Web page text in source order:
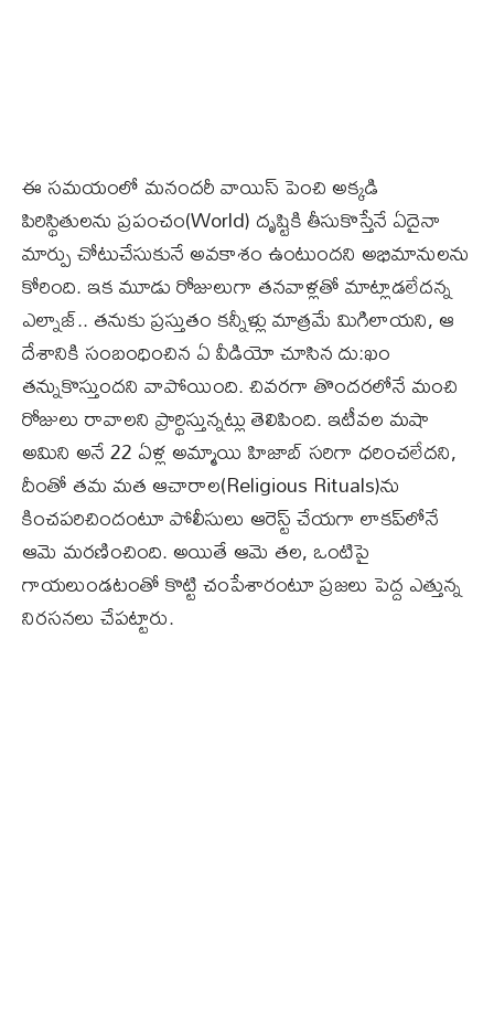
ఈ సమయంలో మనందరీ వాయిస్ పెంచి అక్కడి
పిరిస్థితులను ప్రపంచం(World) దృష్టికి తీసుకొస్తేనే ఏదైనా
మార్పు చోటుచేసుకునే అవకాశం ఉంటుందని అభిమానులను
కోరింది. ఇక మూడు రోజులుగా తనవాళ్లతో మాట్లాడలేదన్న
ఎల్నాజ్.. తనుకు ప్రస్తుతం కన్నీళ్లు మాత్రమే మిగిలాయని, ఆ
దేశానికి సంబంధించిన ఏ వీడియో చూసిన దు:ఖం
తన్నుకొస్తుందని వాపోయింది. చివరగా తొందరలోనే మంచి
రోజులు రావాలని ప్రార్థిస్తున్నట్లు తెలిపింది. ఇటీవల మషా
అమిని అనే 22 ఏళ్ల అమ్మాయి హిజాబ్ సరిగా ధరించలేదని,
దీంతో తమ మత ఆచారాల(Religious Rituals)ను
కించపరిచిందంటూ పోలీసులు ఆరెస్ట్ చేయగా లాకప్‌లోనే
ఆమె మరణించింది. అయితే ఆమె తల, ఒంటిపై
గాయలుండటంతో కొట్టి చంపేశారంటూ ప్రజలు పెద్ద ఎత్తున్న
నిరసనలు చేపట్టారు.